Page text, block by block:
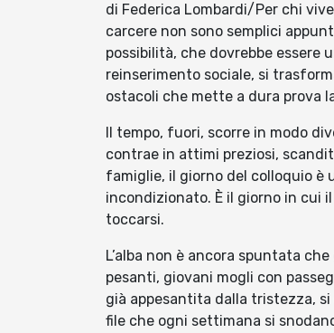
di Federica Lombardi/Per chi
carcere non sono semplici
possibilità, che dovrebbe essere
reinserimento sociale, si
ostacoli che mette a dura prova
Il tempo, fuori, scorre in modo
contrae in attimi preziosi,
famiglie, il giorno del colloquio
incondizionato. È il giorno in cui
toccarsi.
L’alba non è ancora spuntata
pesanti, giovani mogli con
già appesantita dalla tristezza,
file che ogni settimana si